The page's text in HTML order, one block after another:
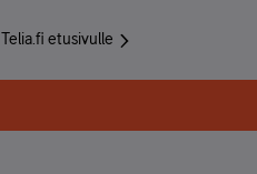
Telia.fi etusivulle